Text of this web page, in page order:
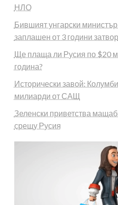
НЛО
Бившият унгарски
заплашен от 3 години затвор
Ще плаща ли Русия по $20
година?
Исторически завой:
милиарди от САЩ
Зеленски приветства
срещу Русия